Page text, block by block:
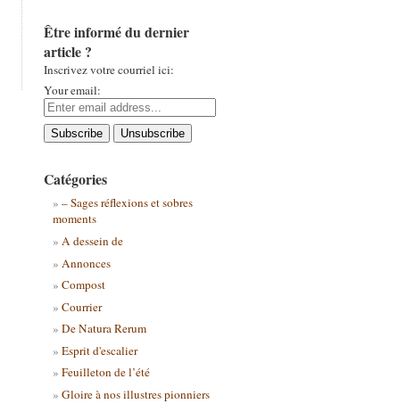
Être informé du dernier
article ?
Inscrivez votre courriel ici:
Your email:
Catégories
– Sages réflexions et sobres
moments
A dessein de
Annonces
Compost
Courrier
De Natura Rerum
Esprit d'escalier
Feuilleton de l’été
Gloire à nos illustres pionniers